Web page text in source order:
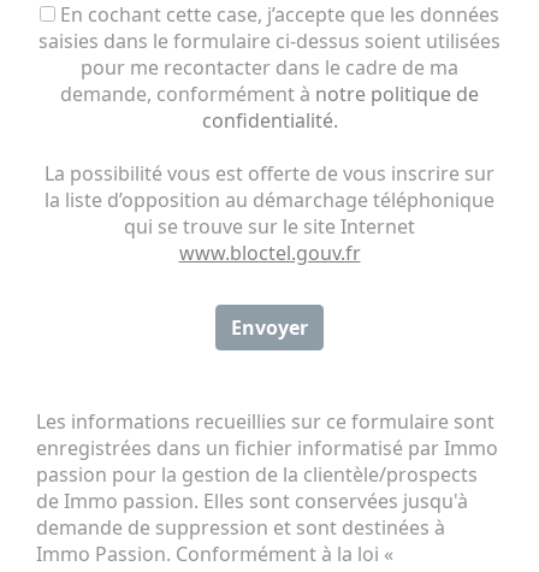
En cochant cette case, j’accepte que les données
saisies dans le formulaire ci-dessus soient utilisées
pour me recontacter dans le cadre de ma
demande, conformément à notre politique de
confidentialité.
La possibilité vous est offerte de vous inscrire sur
la liste d’opposition au démarchage téléphonique
qui se trouve sur le site Internet
www.bloctel.gouv.fr
Envoyer
Les informations recueillies sur ce formulaire sont
enregistrées dans un fichier informatisé par Immo
passion pour la gestion de la clientèle/prospects
de Immo passion. Elles sont conservées jusqu'à
demande de suppression et sont destinées à
Immo Passion. Conformément à la loi «